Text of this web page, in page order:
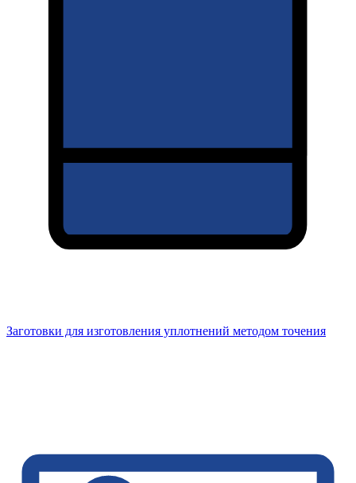
Заготовки для изготовления уплотнений методом точения